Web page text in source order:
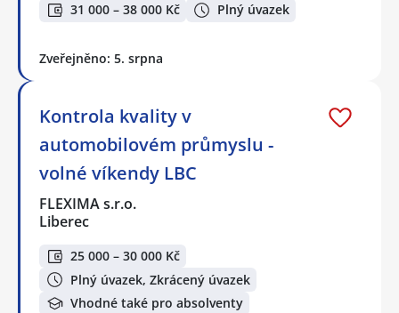
31 000 – 38 000 Kč Plný úvazek
Zveřejněno: 5. srpna
Kontrola kvality v
automobilovém průmyslu -
volné víkendy LBC
FLEXIMA s.r.o.
Liberec
25 000 – 30 000 Kč
Plný úvazek, Zkrácený úvazek
Vhodné také pro absolventy